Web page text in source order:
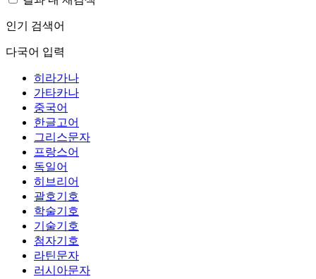
인기 검색어
다국어 입력
히라가나
가타카나
중국어
한글고어
그리스문자
프랑스어
독일어
히브리어
괄호기호
학술기호
기술기호
첨자기호
라틴문자
러시아문자